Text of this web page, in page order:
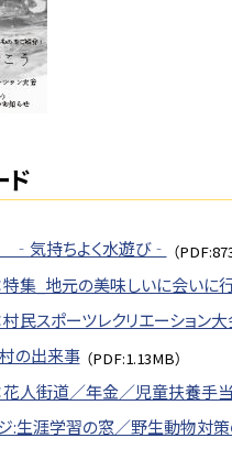
ド
‐気持ちよく水遊び‐ （
集_地元の美味しいに会いに
民スポーツレクリエーション
の出来事 （PDF:1.13MB）
花人街道／年金／児童扶養手
:生涯学習の窓／野生動物対